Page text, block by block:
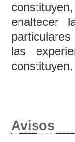
enaltecer
las
constituyen.
Avisos